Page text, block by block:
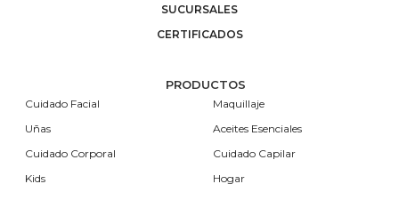
SUCURSALES
CERTIFICADOS
PRODUCTOS
Cuidado Facial
Maquillaje
Uñas
Aceites Esenciales
Cuidado Corporal
Cuidado Capilar
Kids
Hogar